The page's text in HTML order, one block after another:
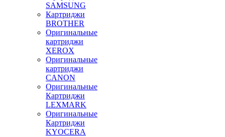
SAMSUNG
Картриджи
BROTHER
Оригинальные
картриджи
XEROX
Оригинальные
картриджи
CANON
Оригинальные
Картриджи
LEXMARK
Оригинальные
Картриджи
KYOCERA